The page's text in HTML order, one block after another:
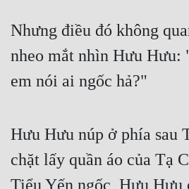
Nhưng điều đó không
nheo mắt nhìn Hưu Hưu:
em nói ai ngốc hả?"
Hưu Hưu núp ở phía sau
chặt lấy quần áo của Tạ
Tiểu Yến ngốc, Hưu Hưu